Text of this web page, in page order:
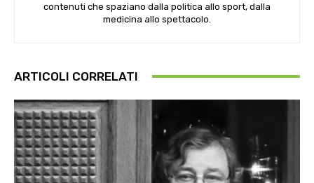
contenuti che spaziano dalla politica allo sport, dalla
medicina allo spettacolo.
ARTICOLI CORRELATI